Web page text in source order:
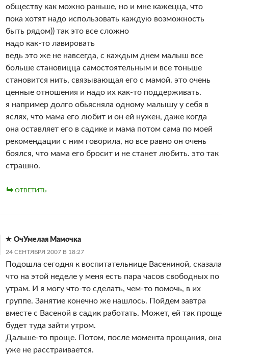
обществу как можно раньше, но и мне кажецца, что
пока хотят надо использовать каждую возможность
быть рядом)) так это все сложно
надо как-то лавировать
ведь это же не навсегда, с каждым днем малыш все
больше становицца самостоятельным и все тоньше
становится нить, связывающая его с мамой. это очень
ценные отношения и надо их как-то поддерживать.
я например долго обьясняла одному малышу у себя в
яслях, что мама его любит и он ей нужен, даже когда
она оставляет его в садике и мама потом сама по моей
рекомендации с ним говорила, но все равно он очень
боялся, что мама его бросит и не станет любить. это так
страшно.
ОТВЕТИТЬ
ОчУмелая Мамочка
24 СЕНТЯБРЯ 2007 В 18:27
Подошла сегодня к воспитательнице Васениной, сказала
что на этой неделе у меня есть пара часов свободных по
утрам. И я могу что-то сделать, чем-то помочь, в их
группе. Занятие конечно же нашлось. Пойдем завтра
вместе с Васеной в садик работать. Может, ей так проще
будет туда зайти утром.
Дальше-то проще. Потом, после момента прощания, она
уже не расстраивается.